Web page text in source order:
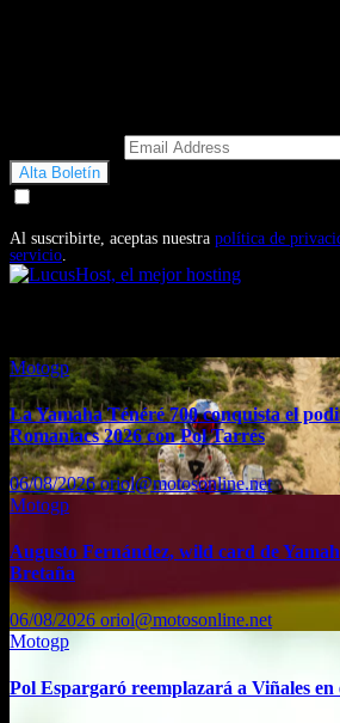
Al suscribirte, aceptas nuestra política de
servicio
Motogp
La Yamaha Ténéré 700 conquista el
Romaniacs 2026 con Pol Tarrés
06/08/2026oriol@motosonline.net
Motogp
Augusto Fernández, wild card de
Bretaña
06/08/2026 oriol@motosonline.net
Motogp
Pol Espargaró reemplazará a Viñales